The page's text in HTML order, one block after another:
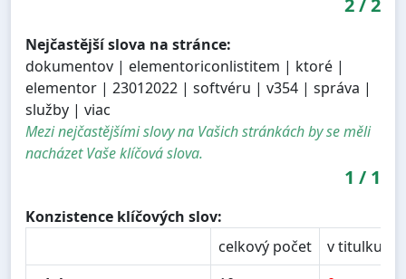
Nejčastější slova na stránce:
dokumentov | elementoriconlistitem | ktoré |
elementor | 23012022 | softvéru | v354 | správa |
služby | viac
Mezi nejčastějšími slovy na Vašich stránkách by se měli
nacházet Vaše klíčová slova.
1 / 1
Konzistence klíčových slov:
celkový počet
v titulku